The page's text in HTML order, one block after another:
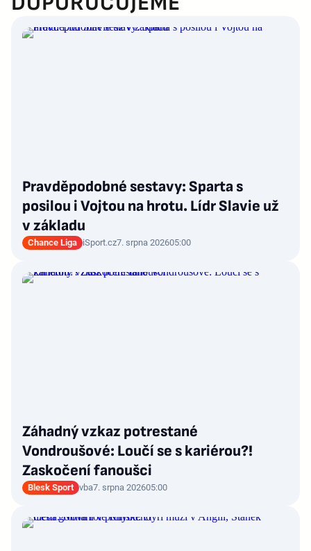
Pravděpodobné sestavy: Sparta s
posilou i Vojtou na hrotu. Lídr Slavie už
v základu
Chance Liga iSport.cz7. srpna 202605:00
Záhadný vzkaz potrestané
Vondroušové: Loučí se s kariérou?!
Zaskočení fanoušci
Blesk Sport vba7. srpna 202605:00